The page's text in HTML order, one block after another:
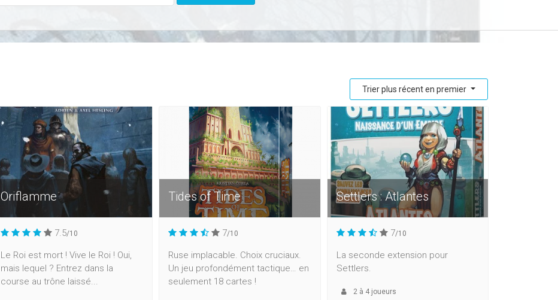
Trier plus récent en premier
Oriflamme
7.5/10
Le Roi est mort ! Vive le Roi ! Oui,
mais lequel ? Entrez dans la
course au trône laissé...
Tides of Time
7/10
Ruse implacable. Choix cruciaux.
Un jeu profondément tactique… en
seulement 18 cartes !
Settlers : Atlantes
7/10
La seconde extension pour
Settlers.
2 à 4joueurs